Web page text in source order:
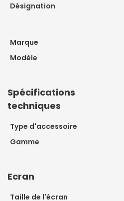
Désignation
Marque
Modèle
Spécifications
techniques
Type d'accessoire
Gamme
Ecran
Taille de l'écran